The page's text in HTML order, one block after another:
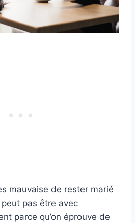
mauvaise de rester marié
peut pas être avec
parce qu’on éprouve de